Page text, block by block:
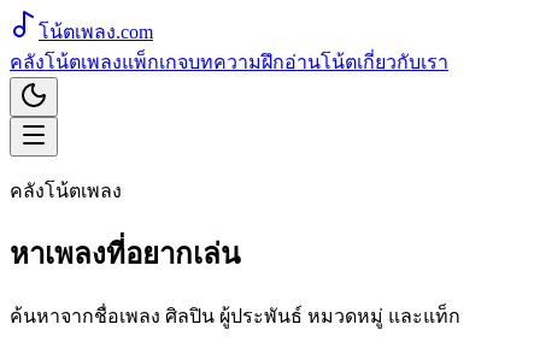
โน้ตเพลง.com
คลังโน้ตเพลงแพ็กเกจบทความฝึกอ่านโน้ตเกี่ยวกับเรา
คลังโน้ตเพลง
หาเพลงที่อยากเล่น
ค้นหาจากชื่อเพลง ศิลปิน ผู้ประพันธ์ หมวดหมู่ และแท็ก